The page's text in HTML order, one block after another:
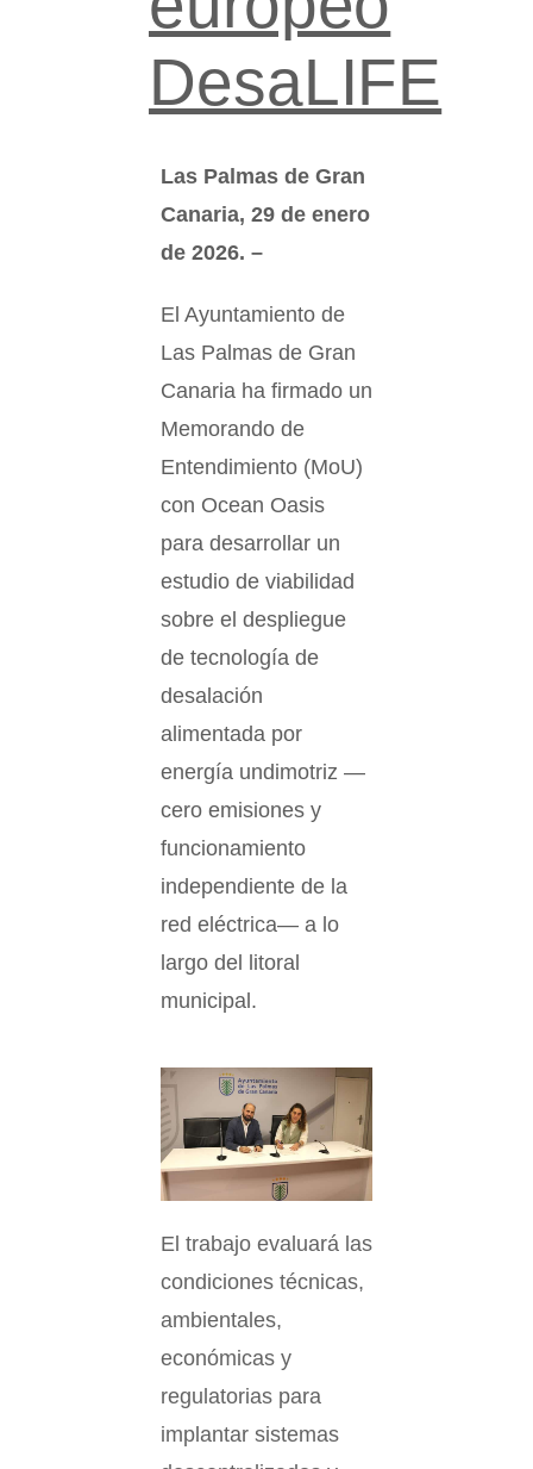
DesaLIFE
Las Palmas de Gran
Canaria, 29 de enero
de 2026. –
El Ayuntamiento de
Las Palmas de Gran
Canaria ha firmado un
Memorando de
Entendimiento (MoU)
con Ocean Oasis
para desarrollar un
estudio de viabilidad
sobre el despliegue
de tecnología de
desalación
alimentada por
energía undimotriz —
cero emisiones y
funcionamiento
independiente de la
red eléctrica— a lo
largo del litoral
municipal.
El trabajo evaluará las
condiciones técnicas,
ambientales,
económicas y
regulatorias para
implantar sistemas